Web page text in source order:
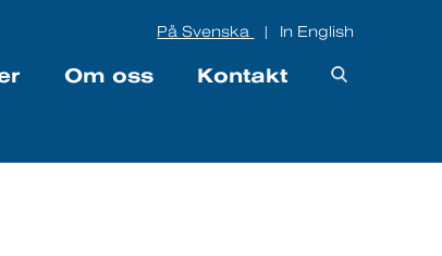
På Svenska In English
Om oss Kontakt